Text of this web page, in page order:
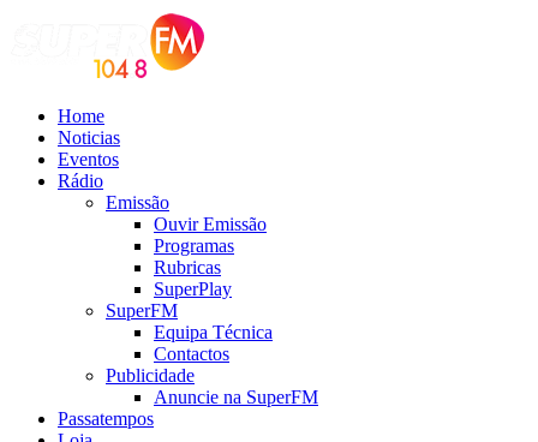
Home
Noticias
Eventos
Rádio
Emissão
Ouvir Emissão
Programas
Rubricas
SuperPlay
SuperFM
Equipa Técnica
Contactos
Publicidade
Anuncie na SuperFM
Passatempos